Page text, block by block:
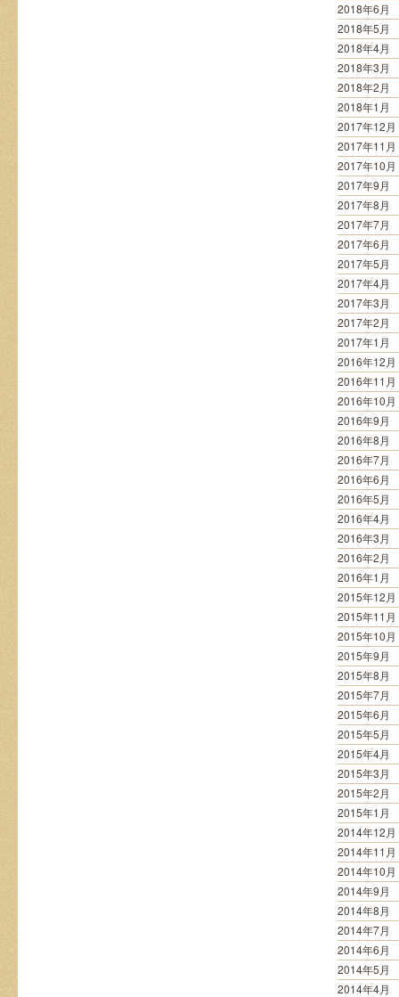
2018年6月
2018年5月
2018年4月
2018年3月
2018年2月
2018年1月
2017年12月
2017年11月
2017年10月
2017年9月
2017年8月
2017年7月
2017年6月
2017年5月
2017年4月
2017年3月
2017年2月
2017年1月
2016年12月
2016年11月
2016年10月
2016年9月
2016年8月
2016年7月
2016年6月
2016年5月
2016年4月
2016年3月
2016年2月
2016年1月
2015年12月
2015年11月
2015年10月
2015年9月
2015年8月
2015年7月
2015年6月
2015年5月
2015年4月
2015年3月
2015年2月
2015年1月
2014年12月
2014年11月
2014年10月
2014年9月
2014年8月
2014年7月
2014年6月
2014年5月
2014年4月